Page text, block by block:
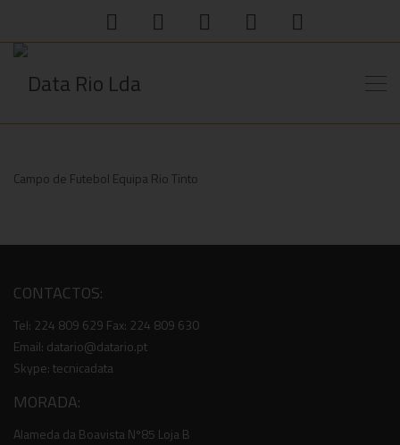
Campo de Futebol Equipa Rio Tinto
CONTACTOS:
Tel: 224 809 629 Fax: 224 809 630
Email: datario@datario.pt
Skype: tecnicadata
MORADA:
Alameda da Boavista Nº85 Loja B